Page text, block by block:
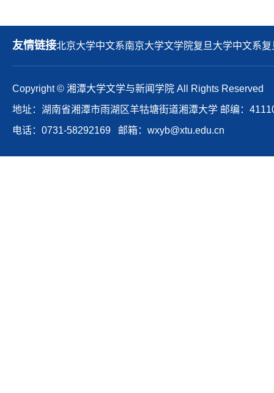
友情链接北京大学中文系南京大学文学院复旦大学中文系复
Copyright © 湘潭大学文学与新闻学院 All Rights Reserved
地址：湖南省湘潭市雨湖区羊牯塘街道湘潭大学 邮编：
电话：0731-58292169 邮箱：wxyb@xtu.edu.cn